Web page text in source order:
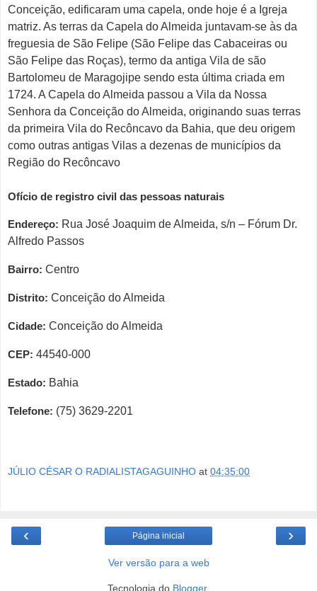
Conceição, edificaram uma capela, onde hoje é a Igreja
matriz. As terras da Capela do Almeida juntavam-se às da
freguesia de São Felipe (São Felipe das Cabaceiras ou
São Felipe das Roças), termo da antiga Vila de são
Bartolomeu de Maragojipe sendo esta última criada em
1724. A Capela do Almeida passou a Vila da Nossa
Senhora da Conceição do Almeida, originando suas terras
da primeira Vila do Recôncavo da Bahia, que deu origem
como outras antigas Vilas a dezenas de municípios da
Região do Recôncavo
Ofício de registro civil das pessoas naturais
Endereço: Rua José Joaquim de Almeida, s/n – Fórum Dr.
Alfredo Passos
Bairro: Centro
Distrito: Conceição do Almeida
Cidade: Conceição do Almeida
CEP: 44540-000
Estado: Bahia
Telefone: (75) 3629-2201
JÚLIO CÉSAR O RADIALISTAGAGUINHO at 04:35:00
‹ ›
Página inicial
Ver versão para a web
Tecnologia do Blogger.